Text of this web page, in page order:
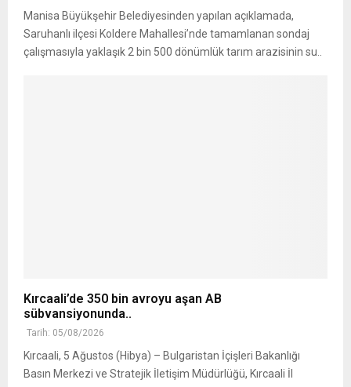
Manisa Büyükşehir Belediyesinden yapılan açıklamada,
Saruhanlı ilçesi Koldere Mahallesi’nde tamamlanan sondaj
çalışmasıyla yaklaşık 2 bin 500 dönümlük tarım arazisinin su..
Kırcaali’de 350 bin avroyu aşan AB
sübvansiyonunda..
Tarih: 05/08/2026
Kırcaali, 5 Ağustos (Hibya) – Bulgaristan İçişleri Bakanlığı
Basın Merkezi ve Stratejik İletişim Müdürlüğü, Kırcaali İl